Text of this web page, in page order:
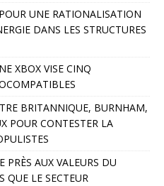
UNE RATIONALISATION
DANS LES STRUCTURES
XBOX VISE CINQ
BRITANNIQUE, BURNHAM,
POUR CONTESTER LA
PRÈS AUX VALEURS DU
QUE LE SECTEUR